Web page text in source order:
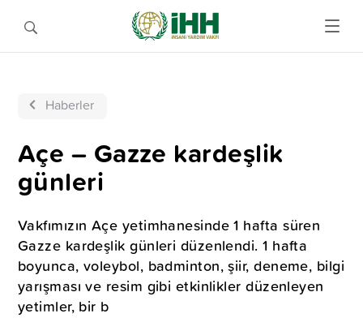
Haberler
Açe – Gazze kardeşlik
günleri
Vakfımızın Açe yetimhanesinde 1 hafta süren
Gazze kardeşlik günleri düzenlendi. 1 hafta
boyunca, voleybol, badminton, şiir, deneme, bilgi
yarışması ve resim gibi etkinlikler düzenleyen
yetimler, bir b